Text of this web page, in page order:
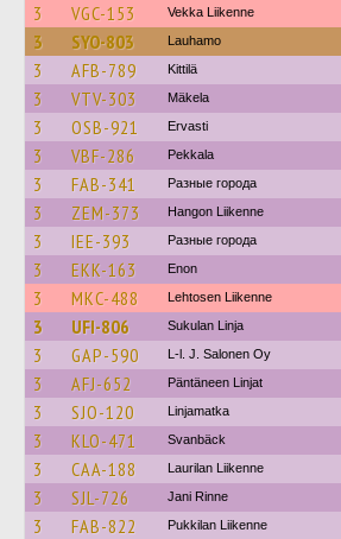
3 VGC-153 Vekka Liikenne
3 SYO-803 Lauhamo
3 AFB-789 Kittilä
3 VTV-303 Mäkela
3 OSB-921 Ervasti
3 VBF-286 Pekkala
3 FAB-341 Разные города
3 ZEM-373 Hangon Liikenne
3 IEE-393 Разные города
3 EKK-163 Enon
3 MKC-488 Lehtosen Liikenne
3 UFI-806 Sukulan Linja
3 GAP-590 L-l. J. Salonen Oy
3 AFJ-652 Päntäneen Linjat
3 SJO-120 Linjamatka
3 KLO-471 Svanbäck
3 CAA-188 Laurilan Liikenne
3 SJL-726 Jani Rinne
3 FAB-822 Pukkilan Liikenne